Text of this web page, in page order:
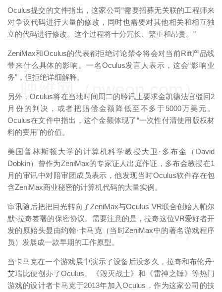
Oculus提交的文件指出，这家公司“需要招募无关联的工程师来
对争议代码进行大量的修改，同时也需要对其他相关和相互独
立的代码进行修改。这个过程将十分冗长、繁重和昂贵。”
ZeniMax和Oculus的代表都拒绝讨论禁令将会对当前Rift产品线
带来什么具体的影响。一名Oculus发言人表示，这会“影响业
务”，但拒绝详细解释。
另外，Oculus将在当地时间周二的聆讯上要求金凯德法官驳回2
月份的判决，或者把赔偿金额降低至不多于5000万美元。
Oculus在文件中指出，这个金额体现了“一次性付清使用版权材
料的费用”的价值。
美国普林斯顿大学的计算机科学教授大卫·多布金（David
Dobkin）曾作为ZeniMax的专家证人出庭作证，多布金教授在1
月的审讯中对陪审团成员表示，他发现当时Oculus软件存在包
含ZeniMax商业秘密的计算机代码的大量实例。
审讯随后把把目光转向了ZeniMax与Oculus VR联合创始人帕尔
默·拉奇签署的保密协议。需要注意的是，拉奇这位VR爱好者开
发的原始头显由约翰·卡马克（当时ZeniMax中的著名游戏程序
员）发展成一款早期的工作原型。
当卡马克在一个游戏展中演示了设备后没多久，拉奇和布伦丹·
艾瑞比便创办了Oculus。《毁灭战士》和《雷神之锤》等热门
游戏的设计者卡马克于2013年加入Oculus，作为这家公司的技
映维网（nweon.com）
映维网（nweon.com）